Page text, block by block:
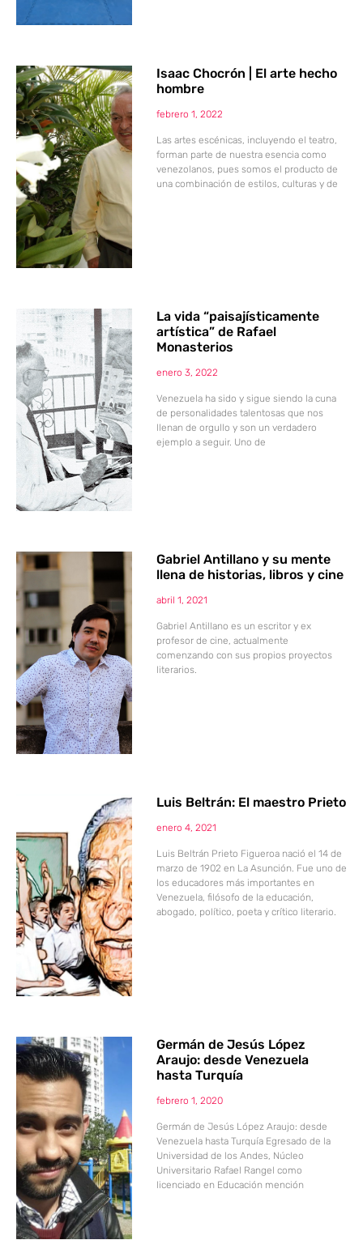
Isaac Chocrón | El arte hecho
hombre
febrero 1, 2022
Las artes escénicas, incluyendo el teatro,
forman parte de nuestra esencia como
venezolanos, pues somos el producto de
una combinación de estilos, culturas y de
La vida “paisajísticamente
artística” de Rafael
Monasterios
enero 3, 2022
Venezuela ha sido y sigue siendo la cuna
de personalidades talentosas que nos
llenan de orgullo y son un verdadero
ejemplo a seguir. Uno de
Gabriel Antillano y su mente
llena de historias, libros y cine
abril 1, 2021
Gabriel Antillano es un escritor y ex
profesor de cine, actualmente
comenzando con sus propios proyectos
literarios.
Luis Beltrán: El maestro Prieto
enero 4, 2021
Luis Beltrán Prieto Figueroa nació el 14 de
marzo de 1902 en La Asunción. Fue uno de
los educadores más importantes en
Venezuela, filósofo de la educación,
abogado, político, poeta y crítico literario.
Germán de Jesús López
Araujo: desde Venezuela
hasta Turquía
febrero 1, 2020
Germán de Jesús López Araujo: desde
Venezuela hasta Turquía Egresado de la
Universidad de los Andes, Núcleo
Universitario Rafael Rangel como
licenciado en Educación mención